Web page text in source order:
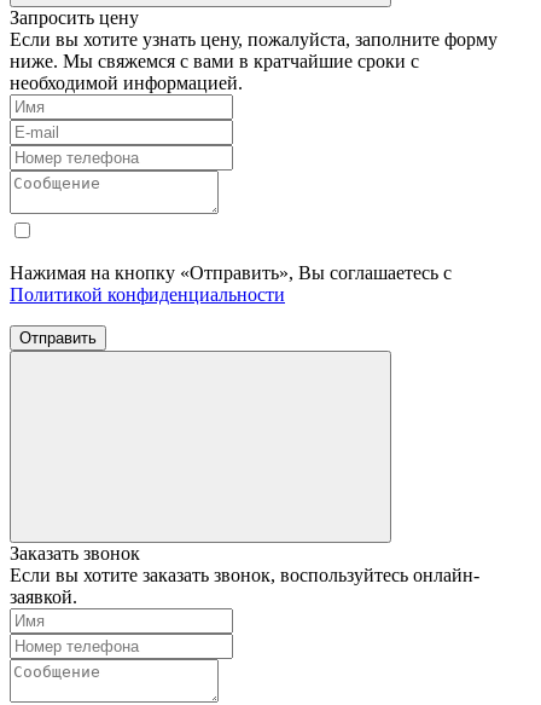
Запросить цену
Если вы хотите узнать цену, пожалуйста, заполните форму
ниже. Мы свяжемся с вами в кратчайшие сроки с
необходимой информацией.
Нажимая на кнопку «Отправить», Вы соглашаетесь с
Политикой конфиденциальности
Отправить
Заказать звонок
Если вы хотите заказать звонок, воспользуйтесь онлайн-
заявкой.